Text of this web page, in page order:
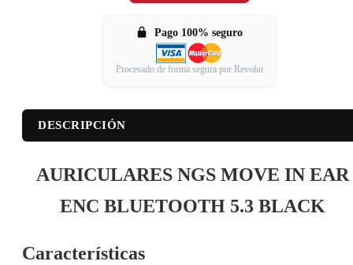
Pago 100% seguro
Procesado de forma segura por Revolut
DESCRIPCIÓN
AURICULARES NGS MOVE IN EAR
ENC BLUETOOTH 5.3 BLACK
Características